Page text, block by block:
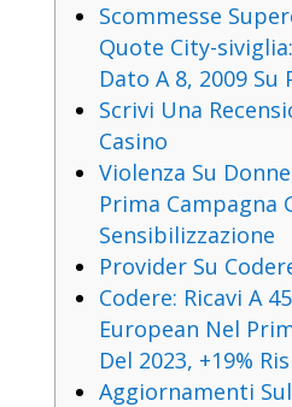
Scommesse
Quote City-
Dato A 8, 2009 Su
Scrivi Una
Casino
Violenza Su
Prima Campagna
Sensibilizzazione
Provider Su
Codere: Ricavi A
European Nel
Del 2023, +19%
Aggiornamenti